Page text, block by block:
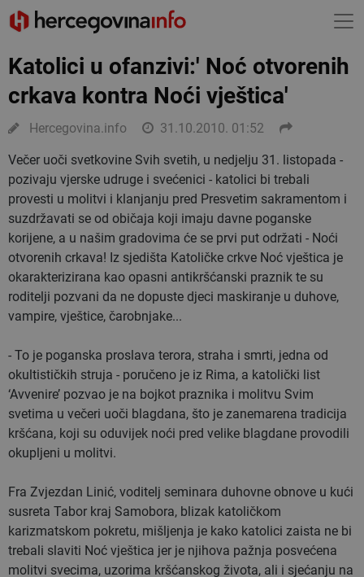
Katolici u ofanzivi:' Noć otvorenih
crkava kontra Noći vještica'
Hercegovina.info 31.10.2010. 01:52
Večer uoči svetkovine Svih svetih, u nedjelju 31. listopada -
pozivaju vjerske udruge i svećenici - katolici bi trebali
provesti u molitvi i klanjanju pred Presvetim sakramentom i
suzdržavati se od običaja koji imaju davne poganske
korijene, a u našim gradovima će se prvi put održati - Noći
otvorenih crkava! Iz sjedišta Katoličke crkve Noć vještica je
okarakterizirana kao opasni antikršćanski praznik te su
roditelji pozvani da ne dopuste djeci maskiranje u duhove,
vampire, vještice, čarobnjake...
- To je poganska proslava terora, straha i smrti, jedna od
okultističkih struja - poručeno je iz Rima, a katolički list
‘Avvenire’ pozvao je na bojkot praznika i molitvu Svim
svetima u večeri uoči blagdana, što je zanemarena tradicija
kršćana, koji su oduvijek noći pred velike blagdane provodili
okupljeni u molitvi.
Fra Zvjezdan Linić, voditelj seminara duhovne obnove u kući
susreta Tabor kraj Samobora, blizak katoličkom
karizmatskom pokretu, mišljenja je kako katolici zaista ne bi
trebali slaviti Noć vještica jer je njihova pažnja posvećena
molitvi svecima, uzorima kršćanskog života, ali i sjećanju na